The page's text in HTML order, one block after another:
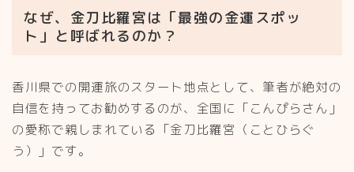
なぜ、金刀比羅宮は「最強の金運スポッ
ト」と呼ばれるのか？
香川県での開運旅のスタート地点として、筆者が絶対の
自信を持ってお勧めするのが、全国に「こんぴらさん」
の愛称で親しまれている「金刀比羅宮（ことひらぐ
う）」です。